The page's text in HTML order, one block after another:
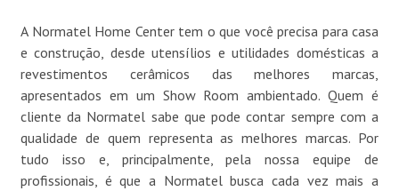
A Normatel Home Center tem o que você precisa para casa
e construção, desde utensílios e utilidades domésticas a
revestimentos cerâmicos das melhores marcas,
apresentados em um Show Room ambientado. Quem é
cliente da Normatel sabe que pode contar sempre com a
qualidade de quem representa as melhores marcas. Por
tudo isso e, principalmente, pela nossa equipe de
profissionais, é que a Normatel busca cada vez mais a